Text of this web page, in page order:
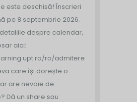
este deschisă! Înscrieri
pe 8 septembrie 2026.
despre calendar,
aici:
ro/admitere/
care își dorește o
are nevoie de
Dă un share sau